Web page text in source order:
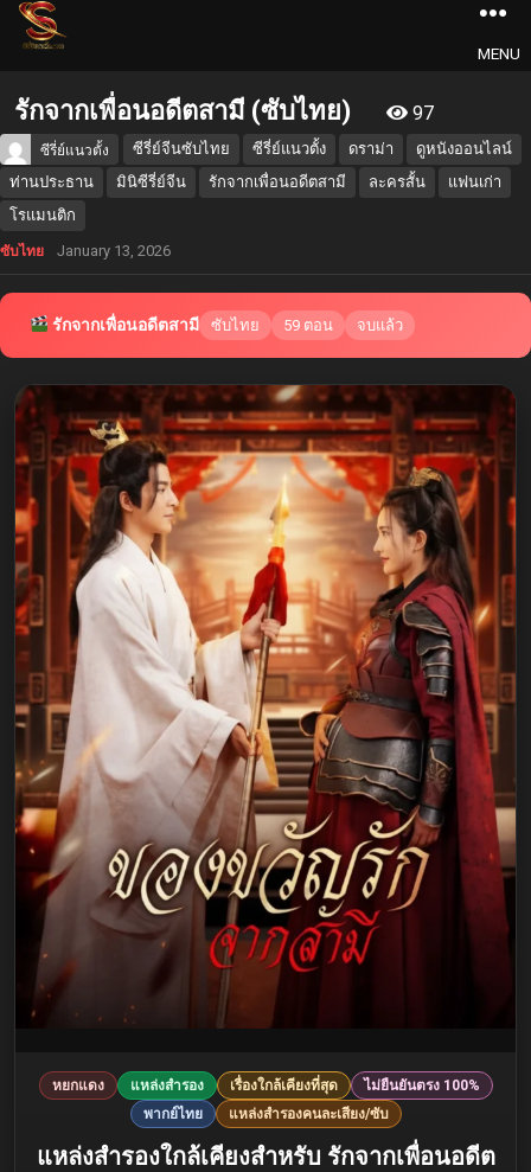
MENU
รักจากเพื่อนอดีตสามี (ซับไทย) 97
ซีรี่ย์แนวตั้ง ซีรี่ย์จีนซับไทย ซีรี่ย์แนวตั้ง ดราม่า
ดูหนังออนไลน์
ท่านประธาน
มินิซีรี่ย์จีน รักจากเพื่อนอดีตสามี ละครสั้น
แฟนเก่า
โรแมนติก
ซับไทย January 13, 2026
รักจากเพื่อนอดีตสามี ซับไทย 59 ตอน จบแล้ว
หยกแดง แหล่งสำรอง เรื่องใกล้เคียงที่สุด
ไม่ยืนยันตรง 100%
พากย์ไทย
แหล่งสำรองคนละเสียง/ซับ
แหล่งสำรองใกล้เคียงสำหรับ รักจากเพื่อนอดีต